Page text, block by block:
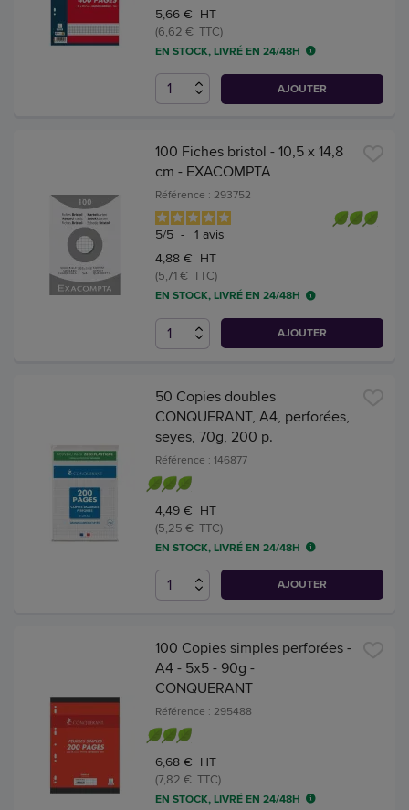
5,66 € HT
(6,62 € TTC)
EN STOCK, LIVRÉ EN 24/48H
AJOUTER
100 Fiches bristol - 10,5 x 14,8
cm - EXACOMPTA
Référence : 293752
5/5 - 1 avis
4,88 € HT
(5,71 € TTC)
EN STOCK, LIVRÉ EN 24/48H
AJOUTER
50 Copies doubles
CONQUERANT, A4, perforées,
seyes, 70g, 200 p.
Référence : 146877
4,49 € HT
(5,25 € TTC)
EN STOCK, LIVRÉ EN 24/48H
AJOUTER
100 Copies simples perforées -
A4 - 5x5 - 90g -
CONQUERANT
Référence : 295488
6,68 € HT
(7,82 € TTC)
EN STOCK, LIVRÉ EN 24/48H